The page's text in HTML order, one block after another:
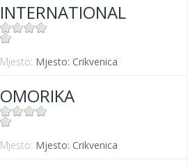
INTERNATIONAL
Mjesto: Mjesto: Crikvenica
OMORIKA
Mjesto: Mjesto: Crikvenica